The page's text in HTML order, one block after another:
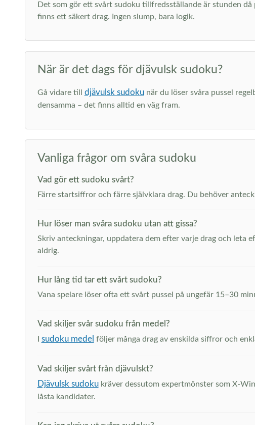
Det som gör ett svårt sudoku tillfredsställande är stunden
finns ett säkert drag. Ingen slump, bara logik.
När är det dags för djävulsk sudoku?
Gå vidare till djävulsk sudokunär du löser svåra pussel
densamma – det finns alltid en väg fram.
Vanliga frågor om svåra sudoku
Vad gör ett sudoku svårt?
Färre startsiffror och färre självklara drag. Du behöver
Hur löser man svåra sudoku utan att gissa?
Skriv anteckningar, uppdatera dem efter varje drag och leta
aldrig.
Hur lång tid tar ett svårt sudoku?
Vana spelare löser ofta ett svårt pussel på ungefär 15–30
Vad skiljer svår sudoku från medel?
sudoku medel följer många drag av enskilda siffror och
Vad skiljer svårt från djävulskt?
Djävulsk sudokukräver dessutom expertmönster som X-
låsta kandidater.